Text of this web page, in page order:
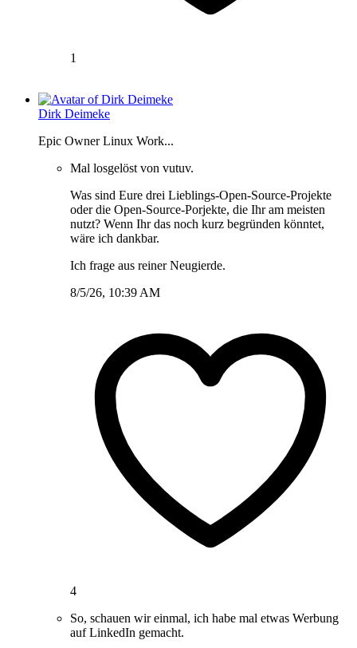
1
Dirk Deimeke
Epic Owner Linux Work...
Mal losgelöst von vutuv.
Was sind Eure drei Lieblings-Open-Source-Projekte
oder die Open-Source-Porjekte, die Ihr am meisten
nutzt? Wenn Ihr das noch kurz begründen könntet,
wäre ich dankbar.
Ich frage aus reiner Neugierde.
8/5/26, 10:39 AM
4
So, schauen wir einmal, ich habe mal etwas Werbung
auf LinkedIn gemacht.